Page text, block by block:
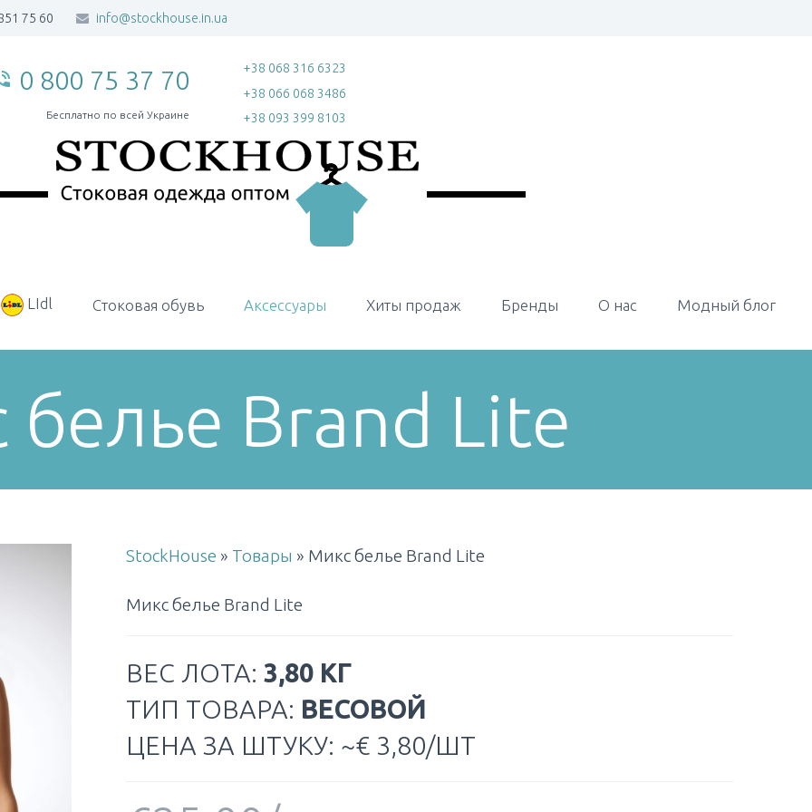
75 60 info@stockhouse.in.ua
0 800 75 37 70
Бесплатно по всей Украине
+38 068 316 6323
+38 066 068 3486
+38 093 399 8103
LIdl Стоковая обувь Аксессуары Хиты продаж Бренды О нас Модный блог
Brand Lite
StockHouse » Товары » Микс белье Brand Lite
Микс белье Brand Lite
ВЕС ЛОТА: 3,80 КГ
ТИП ТОВАРА: ВЕСОВОЙ
ЦЕНА ЗА ШТУКУ: ~€ 3,80/ШТ